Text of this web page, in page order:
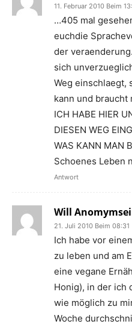
11. Februar 2010 Beim
…405 mal
euchdie
der
sich
Weg einschlaegt,
kann und braucht
ICH HABE HIER
DIESEN WEG
WAS KANN MAN
Schoenes Leben
Antwort
Will
21. Juli 2010 Beim 08:31
Ich habe vor
zu leben und am
eine vegane
Honig), in der ich
wie möglich zu
Woche